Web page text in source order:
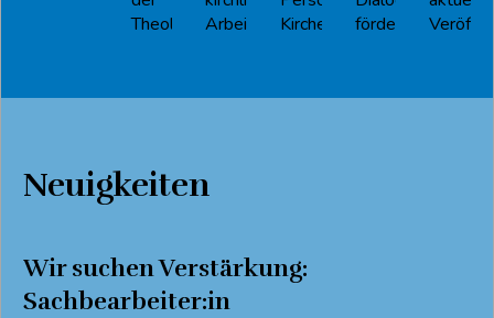
TheologieArbeitsfeldernKirchenentwicklung
fördern
Neuigkeiten
Wir suchen Verstärkung:
Sachbearbeiter:in